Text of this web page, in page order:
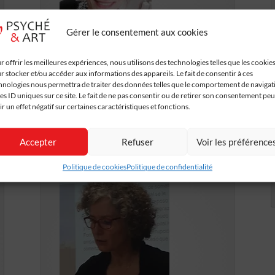
Gérer le consentement aux cookies
offrir les meilleures expériences, nous utilisons des technologies telles que les cookies
stocker et/ou accéder aux informations des appareils. Le fait de consentir à ces
nous permettra de traiter des données telles que le comportement de
ID uniques sur ce site. Le fait de ne pas consentir ou de retirer son consentement
un effet négatif sur certaines caractéristiques et fonctions.
Accepter Refuser Voir les
Politique de cookiesPolitique de confidentialité
Rédactrice en chef adjointe de la revue Enfances
& psy.